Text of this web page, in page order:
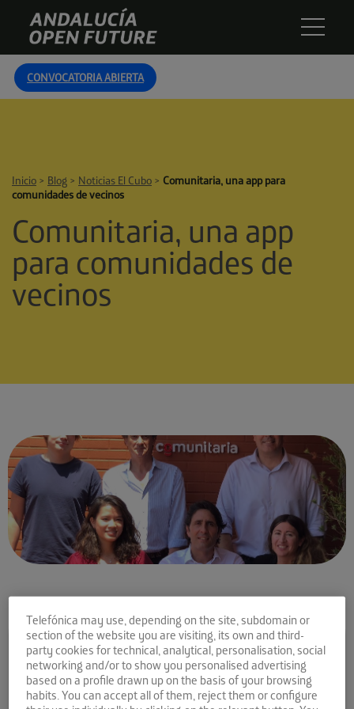
content
Andalucía
Open
Future
CONVOCATORIA ABIERTA
Inicio > Blog > Noticias El Cubo > Comunitaria, una app para
comunidades de vecinos
Comunitaria, una app
para comunidades de
vecinos
Comparte la noticia:
Comunitaria, una app para
comunidades de vecinos
Telefónica may use, depending on the site, subdomain or
section of the website you are visiting, its own and third-
party cookies for technical, analytical, personalisation, social
networking and/or to show you personalised advertising
based on a profile drawn up on the basis of your browsing
habits. You can accept all of them, reject them or configure